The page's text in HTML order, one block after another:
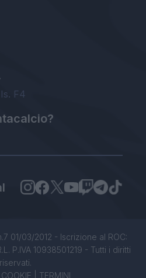
F4
01/03/2012 - Iscrizione al ROC:
P.IVA 10938501219 - Tutti i diritti
riservati.
COOKIE TERMINI